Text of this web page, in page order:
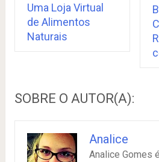
Uma Loja Virtual
de Alimentos
Naturais
SOBRE O AUTOR(A):
Analice
Analice Gomes